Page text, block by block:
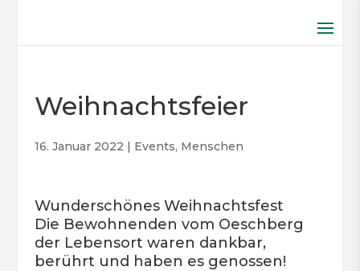
Weihnachtsfeier
16. Januar 2022 | Events, Menschen
Wunderschönes Weihnachtsfest
Die Bewohnenden vom Oeschberg
der Lebensort waren dankbar,
berührt und haben es genossen!